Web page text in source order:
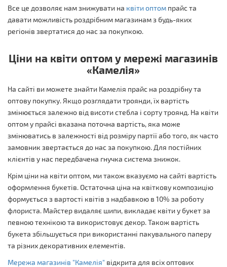
Все це дозволяє нам знижувати на квіти оптом прайс та
давати можливість роздрібним магазинам з будь-яких
регіонів звертатися до нас за покупкою.
Ціни на квіти оптом у мережі магазинів
«Камелія»
На сайті ви можете знайти Камелія прайс на роздрібну та
оптову покупку. Якщо розглядати троянди, їх вартість
змінюється залежно від висоти стебла і сорту троянд. На квіти
оптом у прайсі вказана поточна вартість, яка може
змінюватись в залежності від розміру партії або того, як часто
замовник звертається до нас за покупкою. Для постійних
клієнтів у нас передбачена гнучка система знижок.
Крім ціни на квіти оптом, ми також вказуємо на сайті вартість
оформлення букетів. Остаточна ціна на квіткову композицію
формується з вартості квітів з надбавкою в 10% за роботу
флориста. Майстер видаляє шипи, викладає квіти у букет за
певною технікою та використовує декор. Також вартість
букета збільшується при використанні пакувального паперу
та різних декоративних елементів.
Мережа магазинів "Камелія" відкрита для всіх оптових